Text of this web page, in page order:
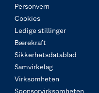
Personvern
Cookies
Ledige stillinger
Bærekraft
Sikkerhetsdatablad
Samvirkelag
Virksomheten
Sponsorvirksomheten